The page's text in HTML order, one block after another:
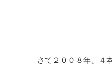
さて２００８年、４